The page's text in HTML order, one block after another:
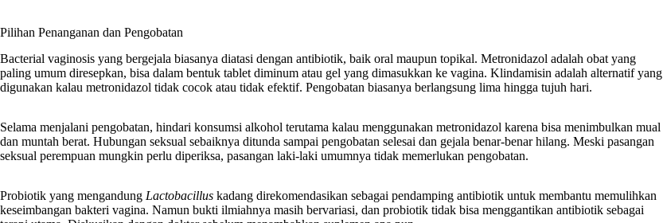
Pilihan Penanganan dan Pengobatan
Bacterial vaginosis yang bergejala biasanya diatasi dengan antibiotik, baik oral maupun topikal. Metronidazol adalah obat yang
paling umum diresepkan, bisa dalam bentuk tablet diminum atau gel yang dimasukkan ke vagina. Klindamisin adalah alternatif yang
digunakan kalau metronidazol tidak cocok atau tidak efektif. Pengobatan biasanya berlangsung lima hingga tujuh hari.
Selama menjalani pengobatan, hindari konsumsi alkohol terutama kalau menggunakan metronidazol karena bisa menimbulkan mual
dan muntah berat. Hubungan seksual sebaiknya ditunda sampai pengobatan selesai dan gejala benar-benar hilang. Meski pasangan
seksual perempuan mungkin perlu diperiksa, pasangan laki-laki umumnya tidak memerlukan pengobatan.
Probiotik yang mengandung Lactobacillus kadang direkomendasikan sebagai pendamping antibiotik untuk membantu memulihkan
keseimbangan bakteri vagina. Namun bukti ilmiahnya masih bervariasi, dan probiotik tidak bisa menggantikan antibiotik sebagai